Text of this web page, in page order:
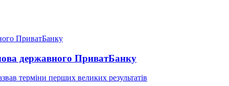
державного ПриватБанку